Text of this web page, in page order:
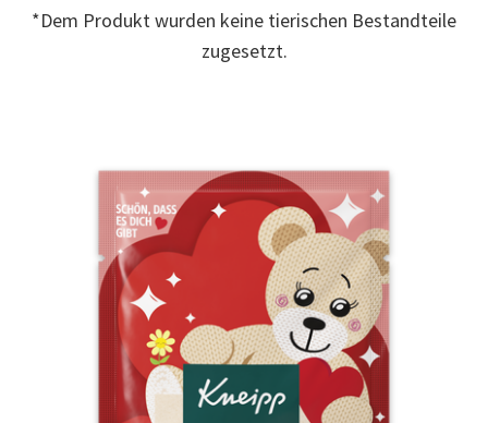
gleichen
*Dem Produkt wurden keine tierischen Bestandteile
zugesetzt.